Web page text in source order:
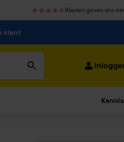
★★★★★
★★★★★ Klanten geven ons
klant